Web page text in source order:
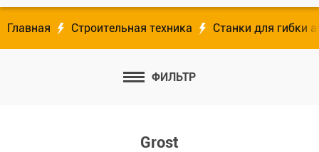
Главная Строительная техника Станки для гибки
ФИЛЬТР
Grost